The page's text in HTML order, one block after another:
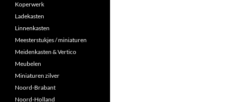
Koperwerk
Ladekasten
Linnenkasten
Meesterstukjes / miniaturen
Meidenkasten & Vertico
Meubelen
Miniaturen zilver
Noord-Brabant
Noord-Holland